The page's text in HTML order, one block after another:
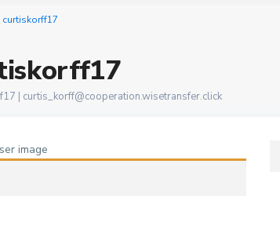
curtiskorff17
| curtis_korff@cooperation.wisetransfer.click